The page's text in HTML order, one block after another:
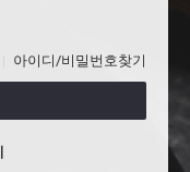
아이디/비밀번호찾기